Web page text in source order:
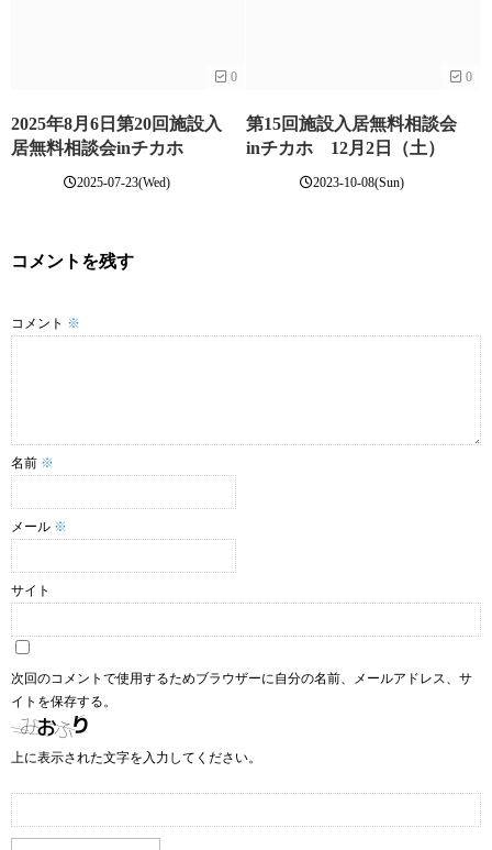
0
2025年8月6日第20回施設入
居無料相談会inチカホ
2025-07-23(Wed)
0
第15回施設入居無料相談会
inチカホ 12月2日（土）
2023-10-08(Sun)
コメントを残す
コメント ※
名前 ※
メール ※
サイト
次回のコメントで使用するためブラウザーに自分の名前、メールアドレス、サ
イトを保存する。
上に表示された文字を入力してください。